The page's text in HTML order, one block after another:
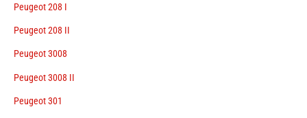
Peugeot 208 I
Peugeot 208 II
Peugeot 3008
Peugeot 3008 II
Peugeot 301